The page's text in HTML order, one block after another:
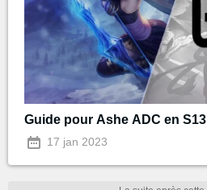
Guide pour Ashe ADC en S13
17 jan 2023